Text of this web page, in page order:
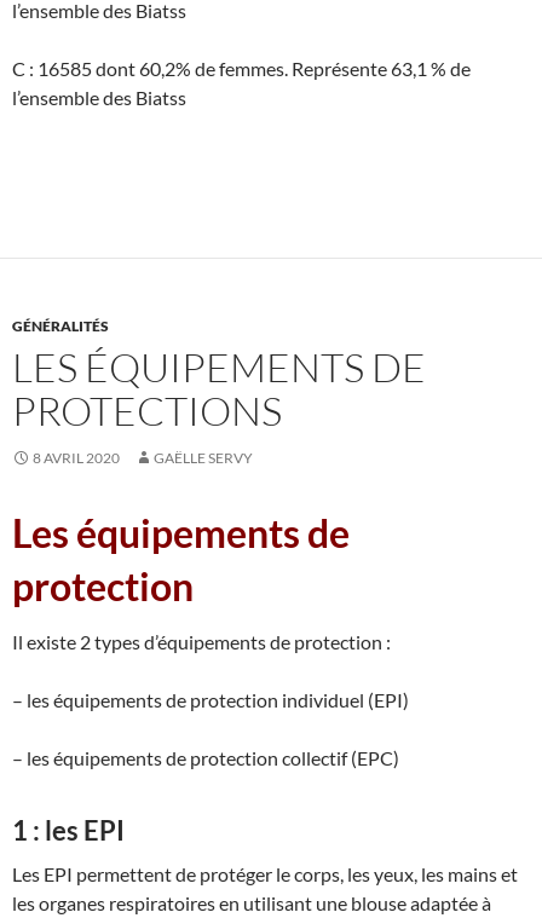
l’ensemble des Biatss
C : 16585 dont 60,2% de femmes. Représente 63,1 % de
l’ensemble des Biatss
GÉNÉRALITÉS
LES ÉQUIPEMENTS DE
PROTECTIONS
8 AVRIL 2020 GAËLLE SERVY
Les équipements de
protection
Il existe 2 types d’équipements de protection :
– les équipements de protection individuel (EPI)
– les équipements de protection collectif (EPC)
1 : les EPI
Les EPI permettent de protéger le corps, les yeux, les mains et
les organes respiratoires en utilisant une blouse adaptée à